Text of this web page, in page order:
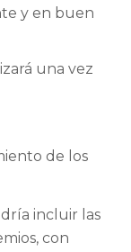
y en buen
una vez
de los
incluir las
con